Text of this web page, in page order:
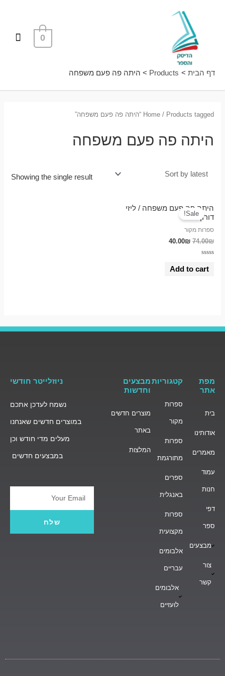
ראשי
0
דף הבית Products היתה פה פעם משפחה
Home/ Products tagged “היתה פה פעם משפחה”
היתה פה פעם משפחה
Showing the single result
Sale!
היתה פה פעם משפחה / ליזי
דורון
ספרות מקור
74.00₪
40.00₪
out
Add to cart
מפת
אתר
בית
אודותינו
מאמרים
עמוד
חנות
דפי
ספר
מבצעים
צור
קשר
קטגוריות
ספרות
מקור
ספרות
מתורגמת
ספרים
באנגלית
ספרות
מקצועית
אלבומים
עבריים
אלבומים
לועזיים
מבצעים
וחדשות
מוצרים חדשים
באתר
המלצות
ניוזלייטר חודשי
נשמח לעדכן אתכם
במוצרים חדשים שאנחנו
מעלים מדי חודש וכן
במבצעים חדשים
Email
שלח